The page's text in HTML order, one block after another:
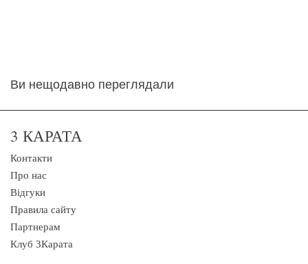
Ви нещодавно переглядали
3 КАРАТА
Контакти
Про нас
Відгуки
Правила сайту
Партнерам
Клуб 3Карата